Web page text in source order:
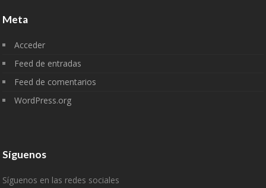
Meta
Acceder
Feed de entradas
Feed de comentarios
WordPress.org
Síguenos
Síguenos en las redes sociales